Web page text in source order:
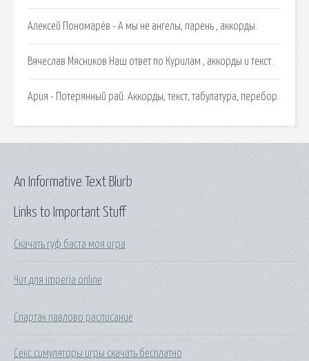
Алексей Пономарёв - А мы не ангелы, парень , аккорды.
Вячеслав Мясников Наш ответ по Курилам , аккорды и текст.
Ария - Потерянный рай. Аккорды, текст, табулатура, перебор.
Links to Important Stuff
Скачать гуф баста моя игра
Чит для imperia online
Спартак павлово расписание
Секс симуляторы игры скачать бесплатно
An Informative Text Blurb